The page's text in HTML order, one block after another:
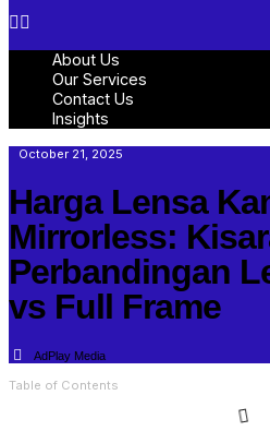
About Us
Our Services
Contact Us
Insights
October 21, 2025
Harga Lensa
Mirrorless:
Perbandingan
vs Full Frame
AdPlay Media
Table of Contents